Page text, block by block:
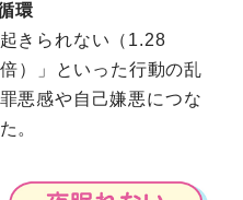
環
きられない（1.28
）」といった行動の乱
悪感や自己嫌悪につな
。